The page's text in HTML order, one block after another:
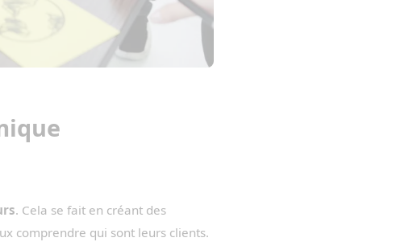
. Cela se fait en créant des
comprendre qui sont leurs clients.